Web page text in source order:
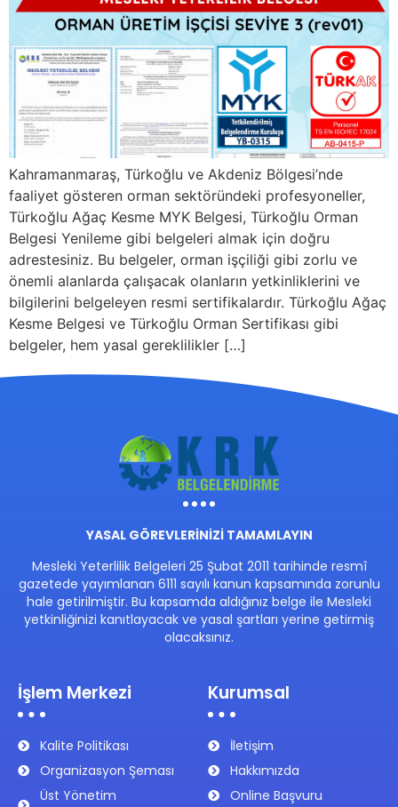
Kahramanmaraş, Türkoğlu ve Akdeniz Bölgesi’nde
faaliyet gösteren orman sektöründeki profesyoneller,
Türkoğlu Ağaç Kesme MYK Belgesi, Türkoğlu Orman
Belgesi Yenileme gibi belgeleri almak için doğru
adrestesiniz. Bu belgeler, orman işçiliği gibi zorlu ve
önemli alanlarda çalışacak olanların yetkinliklerini ve
bilgilerini belgeleyen resmi sertifikalardır. Türkoğlu Ağaç
Kesme Belgesi ve Türkoğlu Orman Sertifikası gibi
belgeler, hem yasal gereklilikler […]
YASAL GÖREVLERİNİZİ TAMAMLAYIN
Mesleki Yeterlilik Belgeleri 25 Şubat 2011 tarihinde resmî
gazetede yayımlanan 6111 sayılı kanun kapsamında zorunlu
hale getirilmiştir. Bu kapsamda aldığınız belge ile Mesleki
yetkinliğinizi kanıtlayacak ve yasal şartları yerine getirmiş
olacaksınız.
İşlem Merkezi
Kalite Politikası
Organizasyon Şeması
Üst Yönetim
Kurumsal
İletişim
Hakkımızda
Online Başvuru